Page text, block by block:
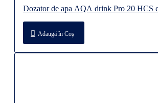
Dozator de apa AQA drink Pro 20 HCS
Adaugă în Coş